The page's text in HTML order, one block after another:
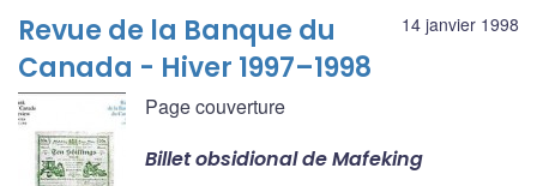
14 janvier 1998
Revue de la Banque du
Canada - Hiver 1997–1998
Page couverture
Billet obsidional de Mafeking